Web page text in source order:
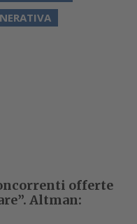
offerte
Altman: